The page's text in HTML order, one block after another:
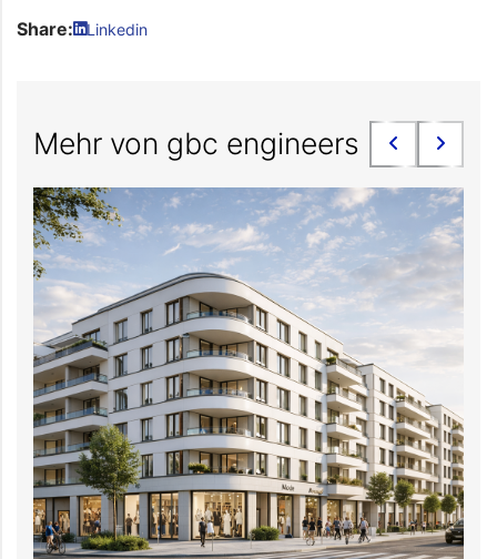
Share: Linkedin
Mehr von gbc engineers